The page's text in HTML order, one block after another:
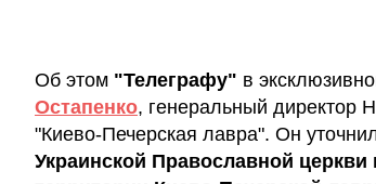
Об этом "Телеграфу" в
Остапенко, генеральный директор
"Киево-Печерская лавра". Он
Украинской Православной